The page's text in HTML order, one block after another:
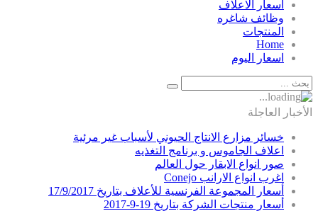
اسعار الاعلاف
وظائف شاغره
المنتجات
Home
اسعار اليوم
الأخبار العاجلة
خسائر مزارع الانتاج الحيوني لأسباب غير مرئية
اعلاف الجاموس و برنامج التغذيه
صور انواع الابقار حول العالم
اغرب انواع الارانب Conejo
أسعار المجموعة الفرنسية للأعلاف بتاريخ 17/9/2017
أسعار منتجات الشركة بتاريخ 19-9-2017